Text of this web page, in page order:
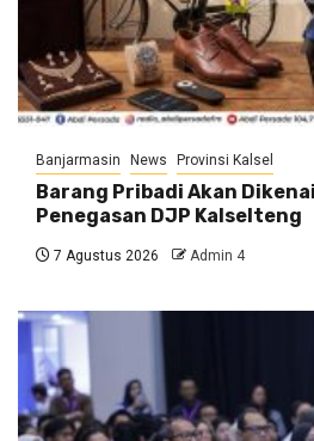
Banjarmasin News Provinsi Kalsel
Barang Pribadi Akan
Penegasan DJP Kalselteng
7 Agustus 2026 Admin 4